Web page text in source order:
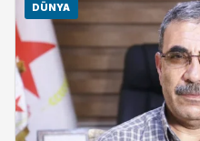
DÜNYA